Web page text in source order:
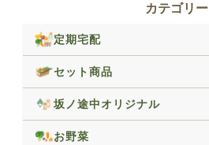
カテゴリー
定期宅配
セット商品
坂ノ途中オリジナル
お野菜